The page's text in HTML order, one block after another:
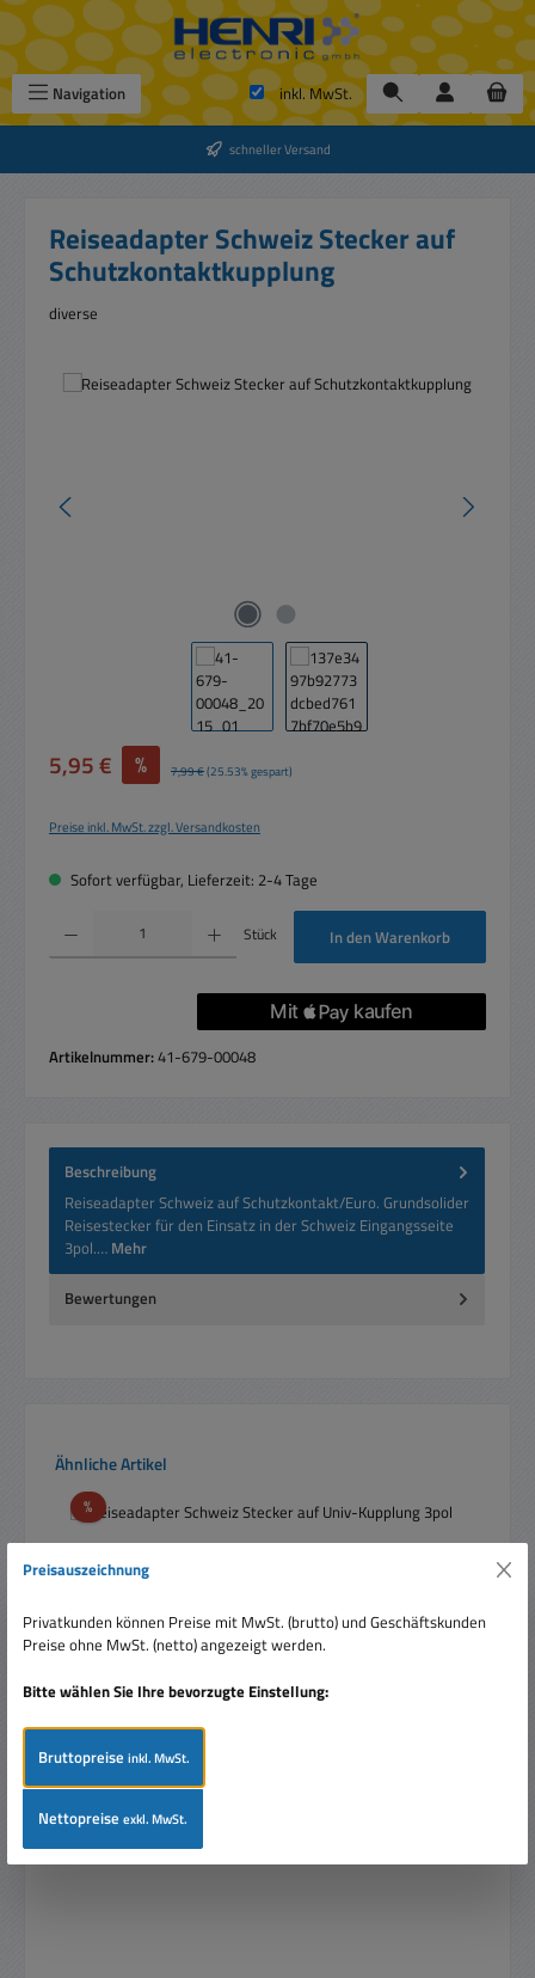
Zum Hauptinhalt springen
Navigation inkl. MwSt.
schneller Versand
Reiseadapter Schweiz Stecker auf
Schutzkontaktkupplung
diverse
Bildergalerie überspringen
Verkaufspreis:
5,95 € % Regulärer Preis:
7,99 €(25.53% gespart)
Preise inkl. MwSt. zzgl. Versandkosten
Sofort verfügbar, Lieferzeit: 2-4 Tage
Produkt Anzahl: Gib den gewünschten Wert ein oder benutze die Schaltflächen um
Stück In den Warenkorb
Artikelnummer:41-679-00048
Beschreibung
Reiseadapter Schweiz auf Schutzkontakt/Euro. Grundsolider
Reisestecker für den Einsatz in der Schweiz Eingangsseite
3pol.… Mehr
Bewertungen
Produktgalerie überspringen
Ähnliche Artikel
%Rabatt
Reiseadapter Schweiz Stecker auf Univ-Kupplung 3pol
Preisauszeichnung
Privatkunden können Preise mit MwSt. (brutto) und Geschäftskunden
Preise ohne MwSt. (netto) angezeigt werden.
Bitte wählen Sie Ihre bevorzugte Einstellung:
Bruttopreiseinkl. MwSt.
Nettopreiseexkl. MwSt.